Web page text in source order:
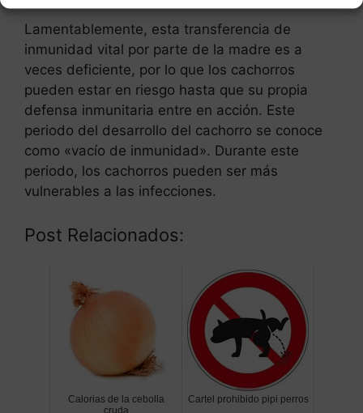
Lamentablemente, esta transferencia de
inmunidad vital por parte de la madre es a
veces deficiente, por lo que los cachorros
pueden estar en riesgo hasta que su propia
defensa inmunitaria entre en acción. Este
periodo del desarrollo del cachorro se conoce
como «vacío de inmunidad». Durante este
periodo, los cachorros pueden ser más
vulnerables a las infecciones.
Post Relacionados:
Calorias de la cebolla
cruda
Cartel prohibido pipi perros